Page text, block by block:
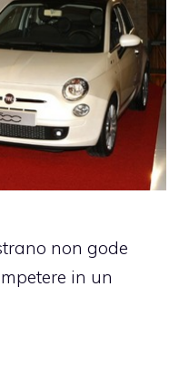
non gode
in un